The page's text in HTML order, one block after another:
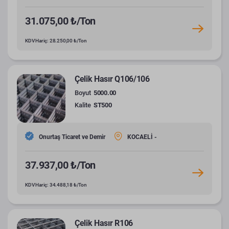
31.075,00 ₺/Ton
KDV Hariç: 28.250,00 ₺/Ton
Çelik Hasır Q106/106
Boyut 5000.00
Kalite ST500
Onurtaş Ticaret ve Demir KOCAELİ -
37.937,00 ₺/Ton
KDV Hariç: 34.488,18 ₺/Ton
Çelik Hasır R106